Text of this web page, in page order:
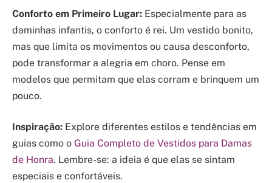
Conforto em Primeiro Lugar: Especialmente para as
daminhas infantis, o conforto é rei. Um vestido bonito,
mas que limita os movimentos ou causa desconforto,
pode transformar a alegria em choro. Pense em
modelos que permitam que elas corram e brinquem um
pouco.
Inspiração: Explore diferentes estilos e tendências em
guias como o Guia Completo de Vestidos para Damas
de Honra. Lembre-se: a ideia é que elas se sintam
especiais e confortáveis.